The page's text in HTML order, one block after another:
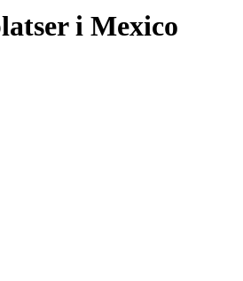
i Mexico